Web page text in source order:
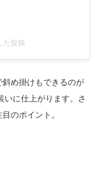
た投稿
め掛けもできるのが
に仕上がります。さ
のポイント。